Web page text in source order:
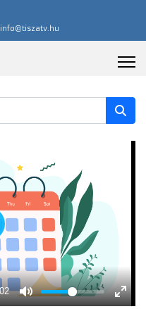
info@tiszatv.hu